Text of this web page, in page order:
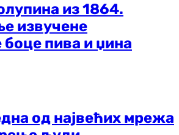
из 1864.
извучене
пива и џина
од највећих мрежа